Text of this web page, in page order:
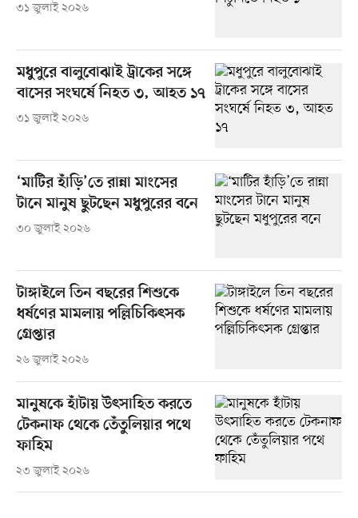
৩১ জুলাই ২০২৬
মধুপুরে বালুবোঝাই ট্রাকের সঙ্গে
বাসের সংঘর্ষে নিহত ৩, আহত ১৭
৩১ জুলাই ২০২৬
‘মাটির হাঁড়ি’তে রান্না মাংসের
টানে মানুষ ছুটছেন মধুপুরের বনে
৩০ জুলাই ২০২৬
টাঙ্গাইলে তিন বছরের শিশুকে
ধর্ষণের মামলায় পল্লিচিকিৎসক
গ্রেপ্তার
২৬ জুলাই ২০২৬
মানুষকে হাঁটায় উৎসাহিত করতে
টেকনাফ থেকে তেঁতুলিয়ার পথে
ফাহিম
২৩ জুলাই ২০২৬